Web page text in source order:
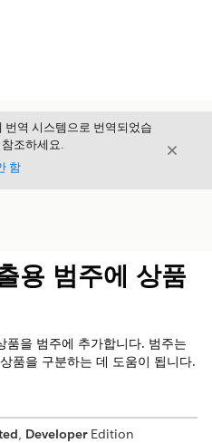
번역 시스템으로 번역되었습
참조하세요.
함
닫기
용 범주에 상품
품을 범주에 추가합니다. 범주는
품을 구분하는 데 도움이 됩니다.
, DeveloperEdition